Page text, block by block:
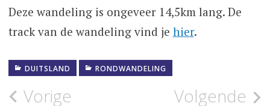
Deze wandeling is ongeveer 14,5km lang. De
track van de wandeling vind je hier.
DUITSLAND RONDWANDELING
Bericht
Vorige Volgende